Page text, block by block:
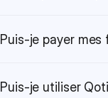
Puis-je payer
Puis-je utiliser